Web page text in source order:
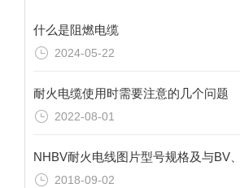
什么是阻燃电缆
2024-05-22
耐火电缆使用时需要注意的几个问题
2022-08-01
2018-09-02